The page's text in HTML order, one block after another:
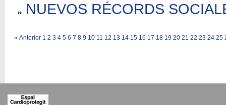
NUEVOS RÉCORDS
« Anterior 1 2 3 4 5 6 7 8 9 10 11 12 13 14 15 16 17 18 19 20 21 22 23 24 25